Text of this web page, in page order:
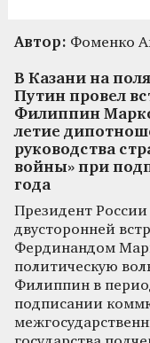
Автор: Фоменко
В Казани на
Путин провел
Филиппин
летие
руководства
войны» при
года
Президент
двусторонней
Фердинандом
политическую
Филиппин в
подписании